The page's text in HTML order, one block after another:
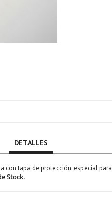
DETALLES
con tapa de protección, especial
Stock.